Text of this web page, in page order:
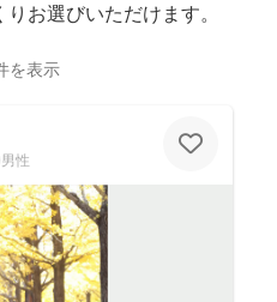
お選びいただけます。
を表示
男性